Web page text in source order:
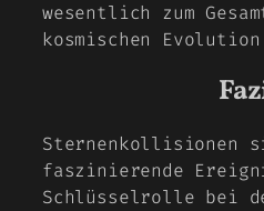
wesentlich zum
kosmischen
Sternenkollisionen
faszinierende
Schlüsselrolle bei